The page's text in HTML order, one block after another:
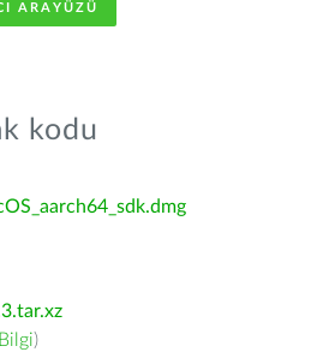
ARAYÜZÜ
kodu
Bilgi)